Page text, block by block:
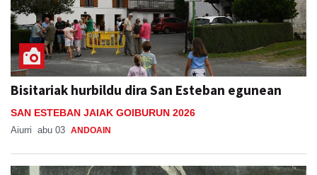
Bisitariak hurbildu dira San Esteban egunean
SAN ESTEBAN JAIAK GOIBURUN 2026
Aiurri abu 03 ANDOAIN